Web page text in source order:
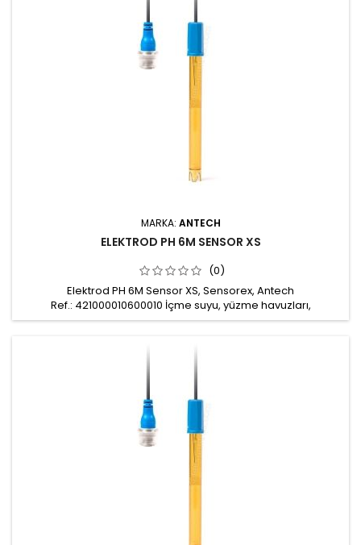
MARKA: ANTECH
ELEKTROD PH 6M SENSOR XS
(0)
Elektrod PH 6M Sensor XS, Sensorex, Antech
Ref.: 421000010600010 İçme suyu, yüzme havuzları,
akvaryumlar ve hafif kirli atık sularda ölçümler için kullanılabilir
bağlantı Gövde: Ultem® / 12 mm / 120 mm Çalışma basıncı: 0-
6 bar Çalışma sıcaklığı: 0-80 0C Minimum çalışma
iletkenliği 100 μS Mekanik...